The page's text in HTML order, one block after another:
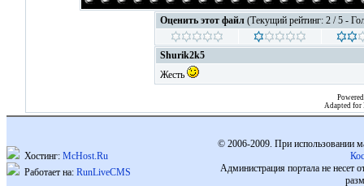
Оценить этот файл (Текущий рейтинг: 2 / 5 -
Shurik2k5
Жесть
Adapted for
Хостинг: McHost.Ru
Работает на: RunLiveCMS
© 2006-2009. При использовании
Администрация портала не несет